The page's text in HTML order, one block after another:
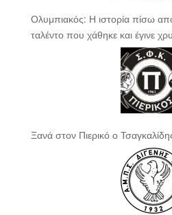
Ολυμπιακός: Η ιστορία πίσω
ταλέντο που χάθηκε και έγινε
Ξανά στον Πιερικό ο